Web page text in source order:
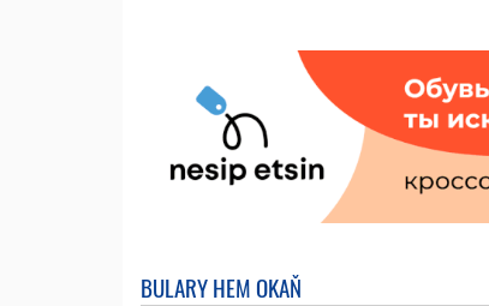
BULARY HEM OKAŇ